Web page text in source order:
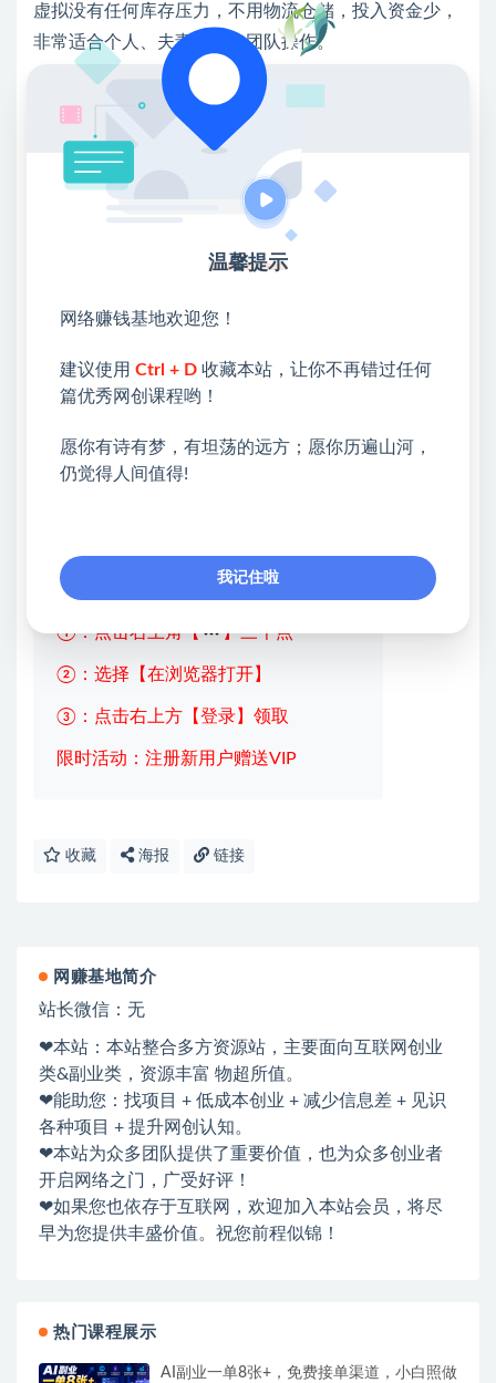
虚拟没有任何库存压力，不用物流仓储，投入资金少，
非常适合个人、夫妻档、小团队操作。
另外这个项目的天花板也高，适合公司化运作。
公司化运作的话，可以考虑矩阵玩法，多类目运作，收
徒培训等等….
总的来说，流量足够大，利润空间足够高，会玩的玩家
都在虚拟类目里面闷声发大财。
· 无需备货，没有复杂的售前售后工作，退货率很低。
· 无需投入大量资金，毛利就是纯利
· 无需战略亏损，上品基本就能出单
· 不需要物流，交易时间等等
· 不需要各种花里胡哨的运营策略，销售策略
💖课程资料【免费】领取教程💖
①：点击右上角【 】三个点
②：选择【在浏览器打开】
③：点击右上方【登录】领取
限时活动：注册新用户赠送VIP
收藏 海报 链接
网赚基地简介
站长微信：无
❤本站：本站整合多方资源站，主要面向互联网创业
类&副业类，资源丰富 物超所值。
❤能助您：找项目 + 低成本创业 + 减少信息差 + 见识
各种项目 + 提升网创认知。
❤本站为众多团队提供了重要价值，也为众多创业者
开启网络之门，广受好评！
❤如果您也依存于互联网，欢迎加入本站会员，将尽
早为您提供丰盛价值。祝您前程似锦！
热门课程展示
AI副业一单8张+，免费接单渠道，小白照做
温馨提示
网络赚钱基地欢迎您！
建议使用 Ctrl + D 收藏本站，让你不再错过任何
篇优秀网创课程哟！
愿你有诗有梦，有坦荡的远方；愿你历遍山河，
仍觉得人间值得!
我记住啦